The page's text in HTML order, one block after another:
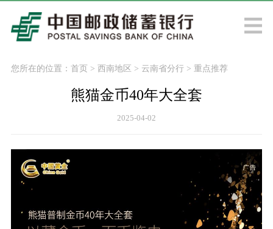
您所在的位置： 首页> 西南地区 > 云南省分行> 重点推荐
熊猫金币40年大全套
2025-04-02